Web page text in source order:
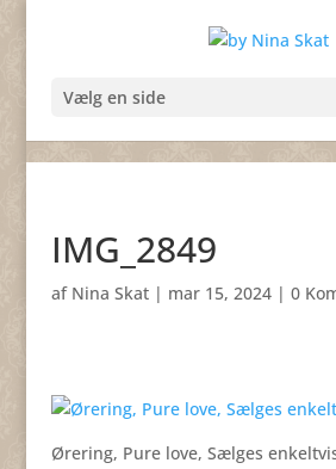
Vælg en side
IMG_2849
af Nina Skat| mar 15, 2024| 0
Ørering, Pure love, Sælges